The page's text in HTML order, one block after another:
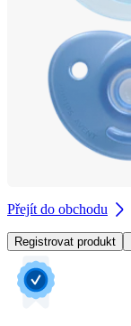
Přejít do obchodu
Registrovat produkt